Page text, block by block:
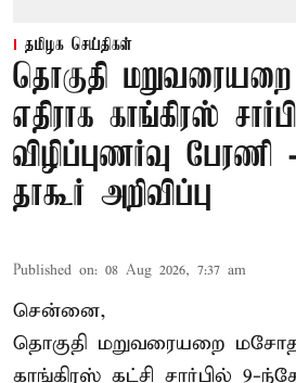
தமிழக செய்திகள்
தொகுதி மறுவரையறை
எதிராக காங்கிரஸ்
விழிப்புணர்வு
தாகூர் அறிவிப்பு
Published on: 08 Aug 2026, 7:37 am
சென்னை,
தொகுதி மறுவரையறை
காங்கிரஸ் கட்சி சார்பில் 9-